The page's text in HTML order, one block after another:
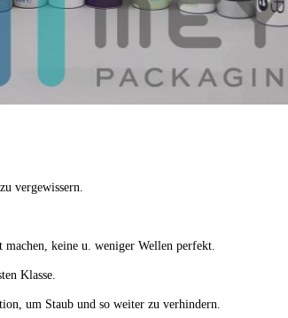
vergewissern.
keine u. weniger Wellen perfekt.
Klasse.
um Staub und so weiter zu verhindern.